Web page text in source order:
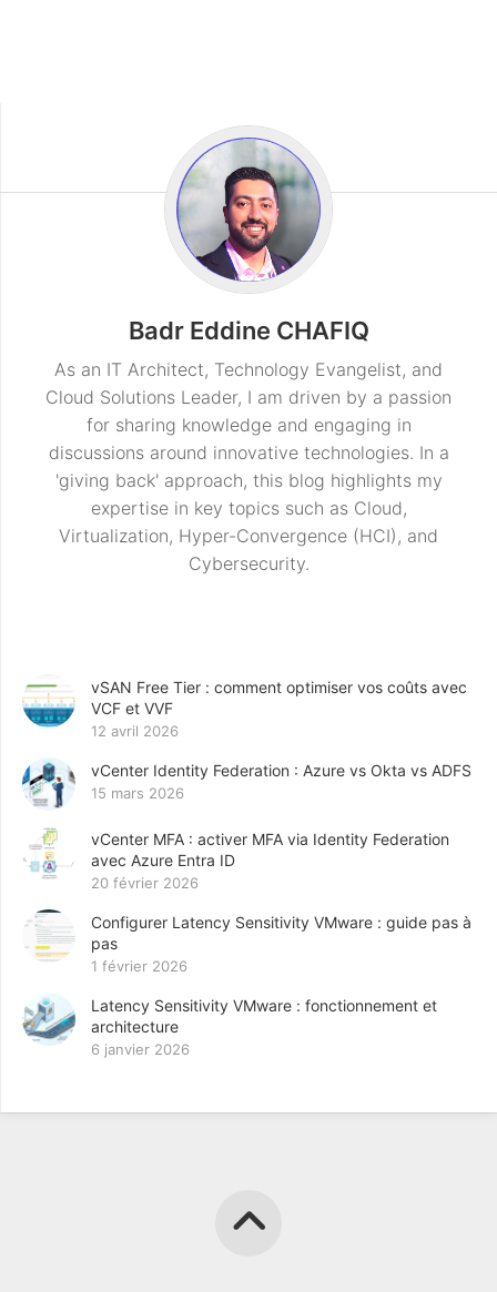
Badr Eddine CHAFIQ
As an IT Architect, Technology Evangelist, and
Cloud Solutions Leader, I am driven by a passion
for sharing knowledge and engaging in
discussions around innovative technologies. In a
'giving back' approach, this blog highlights my
expertise in key topics such as Cloud,
Virtualization, Hyper-Convergence (HCI), and
Cybersecurity.
vSAN Free Tier : comment optimiser vos coûts avec
VCF et VVF
12 avril 2026
vCenter Identity Federation : Azure vs Okta vs ADFS
15 mars 2026
vCenter MFA : activer MFA via Identity Federation
avec Azure Entra ID
20 février 2026
Configurer Latency Sensitivity VMware : guide pas à
pas
1 février 2026
Latency Sensitivity VMware : fonctionnement et
architecture
6 janvier 2026